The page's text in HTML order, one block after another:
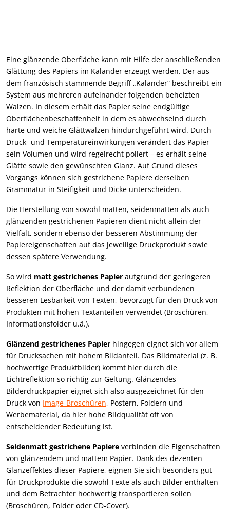
Eine glänzende Oberfläche kann mit Hilfe der anschließenden
Glättung des Papiers im Kalander erzeugt werden. Der aus
dem französisch stammende Begriff „Kalander“ beschreibt ein
System aus mehreren aufeinander folgenden beheizten
Walzen. In diesem erhält das Papier seine endgültige
Oberflächenbeschaffenheit in dem es abwechselnd durch
harte und weiche Glättwalzen hindurchgeführt wird. Durch
Druck- und Temperatureinwirkungen verändert das Papier
sein Volumen und wird regelrecht poliert – es erhält seine
Glätte sowie den gewünschten Glanz. Auf Grund dieses
Vorgangs können sich gestrichene Papiere derselben
Grammatur in Steifigkeit und Dicke unterscheiden.
Die Herstellung von sowohl matten, seidenmatten als auch
glänzenden gestrichenen Papieren dient nicht allein der
Vielfalt, sondern ebenso der besseren Abstimmung der
Papiereigenschaften auf das jeweilige Druckprodukt sowie
dessen spätere Verwendung.
So wird matt gestrichenes Papier aufgrund der geringeren
Reflektion der Oberfläche und der damit verbundenen
besseren Lesbarkeit von Texten, bevorzugt für den Druck von
Produkten mit hohen Textanteilen verwendet (Broschüren,
Informationsfolder u.ä.).
Glänzend gestrichenes Papier hingegen eignet sich vor allem
für Drucksachen mit hohem Bildanteil. Das Bildmaterial (z. B.
hochwertige Produktbilder) kommt hier durch die
Lichtreflektion so richtig zur Geltung. Glänzendes
Bilderdruckpapier eignet sich also ausgezeichnet für den
Druck von Image-Broschüren, Postern, Foldern und
Werbematerial, da hier hohe Bildqualität oft von
entscheidender Bedeutung ist.
Seidenmatt gestrichene Papiere verbinden die Eigenschaften
von glänzendem und mattem Papier. Dank des dezenten
Glanzeffektes dieser Papiere, eignen Sie sich besonders gut
für Druckprodukte die sowohl Texte als auch Bilder enthalten
und dem Betrachter hochwertig transportieren sollen
(Broschüren, Folder oder CD-Cover).